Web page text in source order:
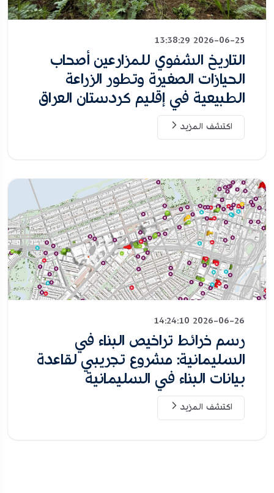
2026-06-25 13:38:29
التاريخ الشفوي للمزارعين أصحاب
الحيازات الصغيرة وتطور الزراعة
الطبيعية في إقليم كردستان العراق
اكتشف المزيد
2026-06-26 14:24:10
رسم خرائط تراخيص البناء في
السليمانية: مشروع تجريبي لقاعدة
بيانات البناء في السليمانية
اكتشف المزيد